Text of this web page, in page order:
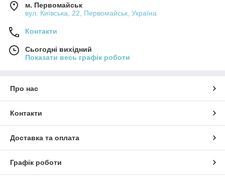
м. Первомайськ
вул. Київська, 22, Первомайськ, Україна
Контакти
Сьогодні вихідний
Показати весь графік роботи
Про нас
Контакти
Доставка та оплата
Графік роботи